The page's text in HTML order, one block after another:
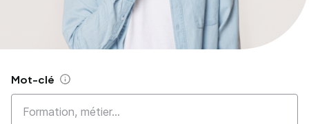
Mot-clé Aide